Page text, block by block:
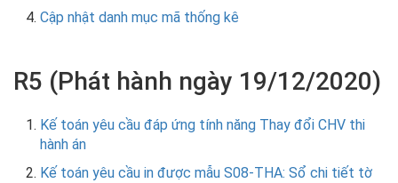
Cập nhật danh mục mã thống kê
R5 (Phát hành ngày 19/12/2020)
Kế toán yêu cầu đáp ứng tính năng Thay đổi CHV thi
hành án
Kế toán yêu cầu in được mẫu S08-THA: Sổ chi tiết tờ